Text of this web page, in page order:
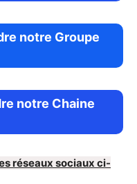
notre Groupe
notre Chaine
réseaux sociaux ci-